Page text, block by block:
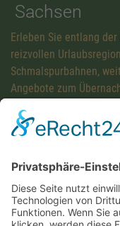
Sachsen
Erleben Sie entlang der
reizvollen
Schmalspurbahnen,
Angebote zum